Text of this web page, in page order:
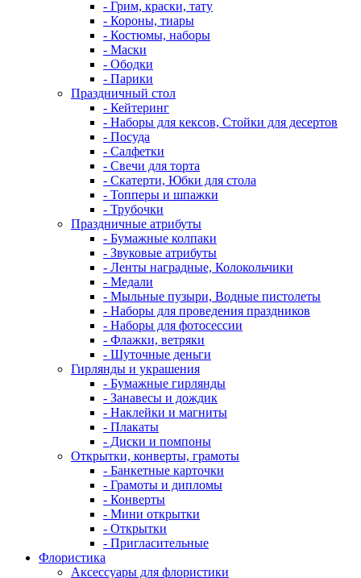
- Грим, краски, тату
- Короны, тиары
- Костюмы, наборы
- Маски
- Ободки
- Парики
Праздничный стол
- Кейтеринг
- Наборы для кексов, Стойки для десертов
- Посуда
- Салфетки
- Свечи для торта
- Скатерти, Юбки для стола
- Топперы и шпажки
- Трубочки
Праздничные атрибуты
- Бумажные колпаки
- Звуковые атрибуты
- Ленты наградные, Колокольчики
- Медали
- Мыльные пузыри, Водные пистолеты
- Наборы для проведения праздников
- Наборы для фотосессии
- Флажки, ветряки
- Шуточные деньги
Гирлянды и украшения
- Бумажные гирлянды
- Занавесы и дождик
- Наклейки и магниты
- Плакаты
- Диски и помпоны
Открытки, конверты, грамоты
- Банкетные карточки
- Грамоты и дипломы
- Конверты
- Мини открытки
- Открытки
- Пригласительные
Флористика
Аксессуары для флористики